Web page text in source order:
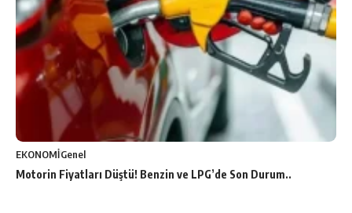
EKONOMİGenel
Motorin Fiyatları Düştü! Benzin ve LPG’de Son Durum..